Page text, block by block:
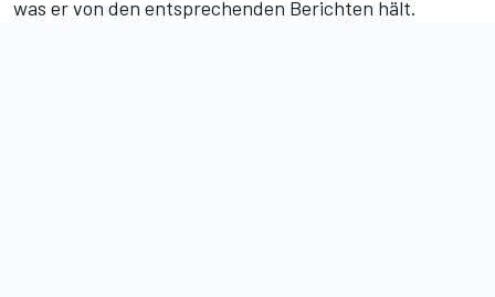
was er von den entsprechenden Berichten hält.